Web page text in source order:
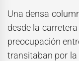
Una densa
desde la
preocupación
transitaban por la